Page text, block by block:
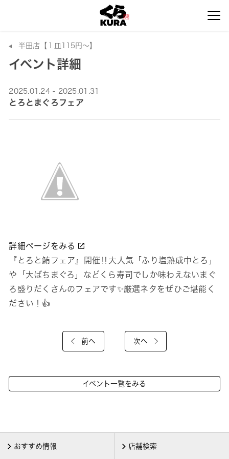
半田店【１皿115円～】
イベント詳細
2025.01.24 - 2025.01.31
とろとまぐろフェア
詳細ページをみる
『とろと鮪フェア』開催‼大人気「ふり塩熟成中とろ」
や「大ばちまぐろ」などくら寿司でしか味わえないまぐ
ろ盛りだくさんのフェアです✨️厳選ネタをぜひご堪能く
ださい！👍
前へ 次へ
イベント一覧をみる
おすすめ情報 店舗検索